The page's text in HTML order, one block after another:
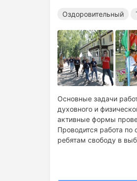
Оздоровительный
Основные задачи
духовного и
активные формы
Проводится работа
ребятам свободу в